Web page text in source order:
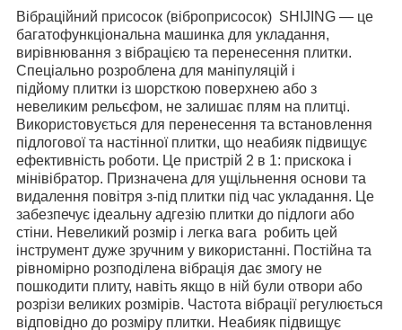
Вібраційний присосок (віброприсосок) SHIJING — це
багатофункціональна машинка для укладання,
вирівнювання з вібрацією та перенесення плитки.
Спеціально розроблена для маніпуляцій і
підйому плитки із шорсткою поверхнею або з
невеликим рельєфом, не залишає плям на плитці.
Використовується для перенесення та встановлення
підлогової та настінної плитки, що неабияк підвищує
ефективність роботи. Це пристрій 2 в 1: прискока і
мінівібратор. Призначена для ущільнення основи та
видалення повітря з-під плитки під час укладання. Це
забезпечує ідеальну адгезію плитки до підлоги або
стіни. Невеликий розмір і легка вага робить цей
інструмент дуже зручним у використанні. Постійна та
рівномірно розподілена вібрація дає змогу не
пошкодити плиту, навіть якщо в ній були отвори або
розрізи великих розмірів. Частота вібрації регулюється
відповідно до розміру плитки. Неабияк підвищує